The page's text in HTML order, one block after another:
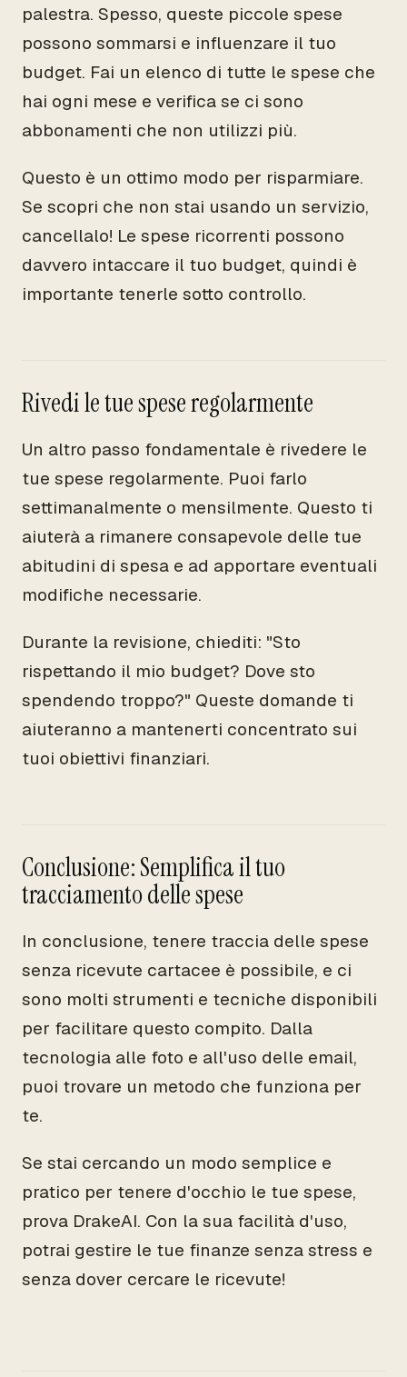
palestra. Spesso, queste piccole spese
possono sommarsi e influenzare il tuo
budget. Fai un elenco di tutte le spese che
hai ogni mese e verifica se ci sono
abbonamenti che non utilizzi più.
Questo è un ottimo modo per risparmiare.
Se scopri che non stai usando un servizio,
cancellalo! Le spese ricorrenti possono
davvero intaccare il tuo budget, quindi è
importante tenerle sotto controllo.
Rivedi le tue spese regolarmente
Un altro passo fondamentale è rivedere le
tue spese regolarmente. Puoi farlo
settimanalmente o mensilmente. Questo ti
aiuterà a rimanere consapevole delle tue
abitudini di spesa e ad apportare eventuali
modifiche necessarie.
Durante la revisione, chiediti: "Sto
rispettando il mio budget? Dove sto
spendendo troppo?" Queste domande ti
aiuteranno a mantenerti concentrato sui
tuoi obiettivi finanziari.
Conclusione: Semplifica il tuo
tracciamento delle spese
In conclusione, tenere traccia delle spese
senza ricevute cartacee è possibile, e ci
sono molti strumenti e tecniche disponibili
per facilitare questo compito. Dalla
tecnologia alle foto e all'uso delle email,
puoi trovare un metodo che funziona per
te.
Se stai cercando un modo semplice e
pratico per tenere d'occhio le tue spese,
prova DrakeAI. Con la sua facilità d'uso,
potrai gestire le tue finanze senza stress e
senza dover cercare le ricevute!